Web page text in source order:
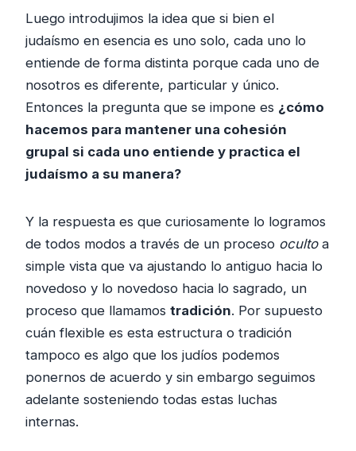
Luego introdujimos la idea que si bien el
judaísmo en esencia es uno solo, cada uno lo
entiende de forma distinta porque cada uno de
nosotros es diferente, particular y único.
Entonces la pregunta que se impone es ¿cómo
hacemos para mantener una cohesión
grupal si cada uno entiende y practica el
judaísmo a su manera?
Y la respuesta es que curiosamente lo logramos
de todos modos a través de un proceso ocultoa
simple vista que va ajustando lo antiguo hacia lo
novedoso y lo novedoso hacia lo sagrado, un
proceso que llamamos tradición. Por supuesto
cuán flexible es esta estructura o tradición
tampoco es algo que los judíos podemos
ponernos de acuerdo y sin embargo seguimos
adelante sosteniendo todas estas luchas
internas.